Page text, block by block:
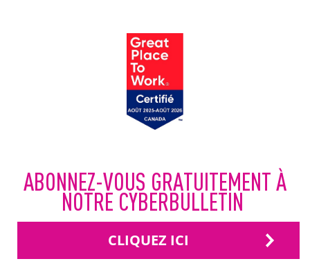
ABONNEZ-VOUS GRATUITEMENT À
NOTRE CYBERBULLETIN
CLIQUEZ ICI